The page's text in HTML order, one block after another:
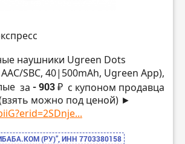
наушники Ugreen Dots
SBC, 40|500mAh, Ugreen App),
за - 903 ₽ с купоном продавца
можно под ценой) ►
(РУ)”, ИНН 7703380158